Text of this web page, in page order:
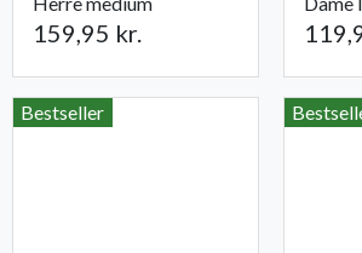
159,95 kr.
Bestseller